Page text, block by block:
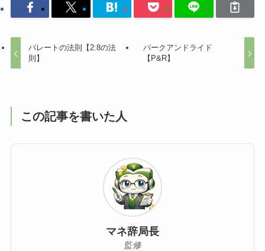
パレートの法則【2:8の法
則】
パークアンドライド
【P&R】
この記事を書いた人
マネ辞局長
監修